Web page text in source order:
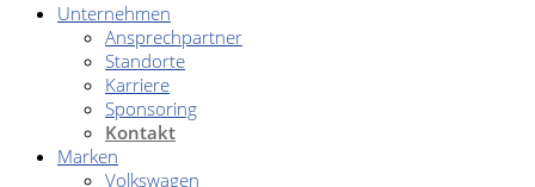
Unternehmen
Ansprechpartner
Standorte
Karriere
Sponsoring
Kontakt
Marken
Volkswagen